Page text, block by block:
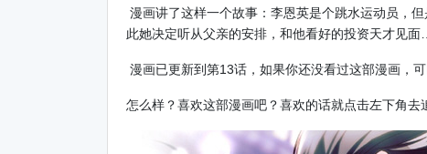
漫画讲了这样一个故事：李恩英是个跳水运动员，
此她决定听从父亲的安排，和他看好的投资天才见面
漫画已更新到第13话，如果你还没看过这部漫画，可
怎么样？喜欢这部漫画吧？喜欢的话就点击左下角去